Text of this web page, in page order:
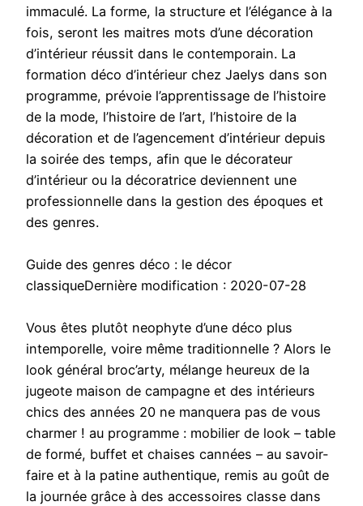
immaculé. La forme, la structure et l’élégance à la
fois, seront les maitres mots d’une décoration
d’intérieur réussit dans le contemporain. La
formation déco d’intérieur chez Jaelys dans son
programme, prévoie l’apprentissage de l’histoire
de la mode, l’histoire de l’art, l’histoire de la
décoration et de l’agencement d’intérieur depuis
la soirée des temps, afin que le décorateur
d’intérieur ou la décoratrice deviennent une
professionnelle dans la gestion des époques et
des genres.
Guide des genres déco : le décor
classiqueDernière modification : 2020-07-28
Vous êtes plutôt neophyte d’une déco plus
intemporelle, voire même traditionnelle ? Alors le
look général broc’arty, mélange heureux de la
jugeote maison de campagne et des intérieurs
chics des années 20 ne manquera pas de vous
charmer ! au programme : mobilier de look – table
de formé, buffet et chaises cannées – au savoir-
faire et à la patine authentique, remis au goût de
la journée grâce à des accessoires classe dans